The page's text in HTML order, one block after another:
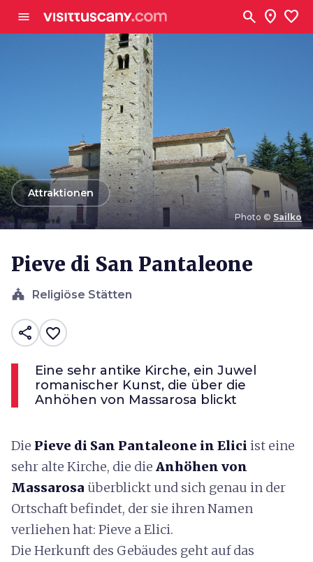
menu search location_on favorite
Photo © Sailko
arrow_backAttraktionen
Pieve di San Pantaleone
church Religiöse Stätten
share favorite_border
Eine sehr antike Kirche, ein Juwel
romanischer Kunst, die über die
Anhöhen von Massarosa blickt
Die Pieve di San Pantaleone in Elici ist eine
sehr alte Kirche, die die Anhöhen von
Massarosa überblickt und sich genau in der
Ortschaft befindet, der sie ihren Namen
verliehen hat: Pieve a Elici.
Die Herkunft des Gebäudes geht auf das